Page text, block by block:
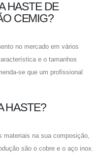
HASTE DE
CEMIG?
no mercado em vários
e o tamanhos
se que um profissional
HASTE?
materiais na sua composição,
são o cobre e o aço inox.